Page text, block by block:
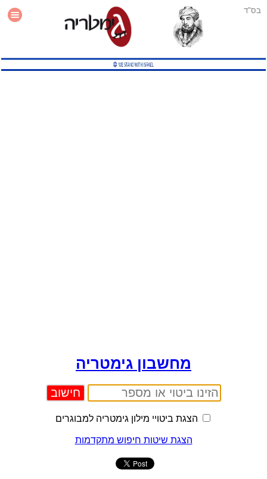
בס"ד
עזרה
מחשבון גימטריה
הצגת ביטויי מילון גימטריה למבוגרים
הצגת שיטות חיפוש מתקדמות